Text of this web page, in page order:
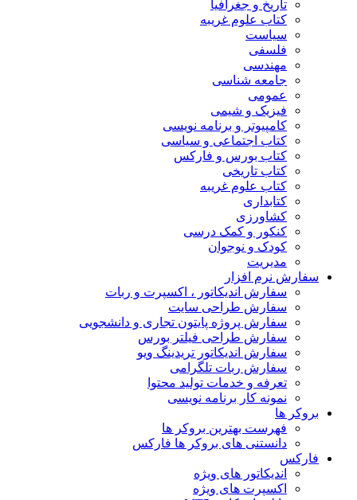
تاریخ و جغرافیا
کتاب علوم غریبه
سیاست
فلسفی
مهندسی
جامعه شناسی
عمومی
فیزیک و شیمی
کامپیوتر و برنامه نویسی
کتاب اجتماعی و سیاسی
کتاب بورس و فارکس
کتاب تاریخی
کتاب علوم غریبه
کتابداری
کشاورزی
کنکور و کمک‌ درسی
کودک و نوجوان
مدیریت
سفارش نرم افزار
سفارش اندیکاتور ، اکسپرت و ربات
سفارش طراحی سایت
سفارش پروژه پایتون تجاری و دانشجویی
سفارش طراحی فیلتر بورس
سفارش اندیکاتور تریدینگ ویو
سفارش ربات تلگرامی
تعرفه و خدمات تولید محتوا
نمونه کار برنامه نویسی
بروکر ها
فهرست بهترین بروکر ها
دانستنی های بروکر ها فارکس
فارکس
اندیکاتور های ویژه
اکسپرت های ویژه